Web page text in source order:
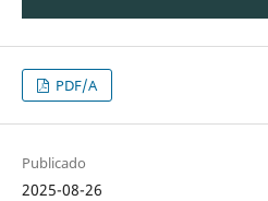
PDF/A
Publicado
2025-08-26